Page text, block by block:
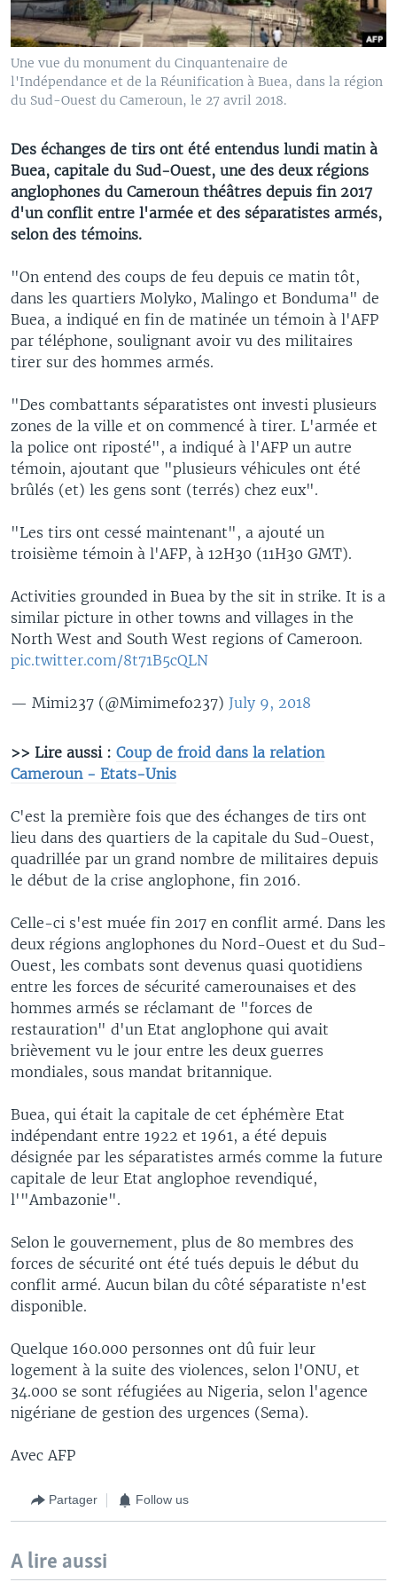
Une vue du monument du Cinquantenaire de
l'Indépendance et de la Réunification à Buea, dans la région
du Sud-Ouest du Cameroun, le 27 avril 2018.
Des échanges de tirs ont été entendus lundi matin à
Buea, capitale du Sud-Ouest, une des deux régions
anglophones du Cameroun théâtres depuis fin 2017
d'un conflit entre l'armée et des séparatistes armés,
selon des témoins.
"On entend des coups de feu depuis ce matin tôt,
dans les quartiers Molyko, Malingo et Bonduma" de
Buea, a indiqué en fin de matinée un témoin à l'AFP
par téléphone, soulignant avoir vu des militaires
tirer sur des hommes armés.
"Des combattants séparatistes ont investi plusieurs
zones de la ville et on commencé à tirer. L'armée et
la police ont riposté", a indiqué à l'AFP un autre
témoin, ajoutant que "plusieurs véhicules ont été
brûlés (et) les gens sont (terrés) chez eux".
"Les tirs ont cessé maintenant", a ajouté un
troisième témoin à l'AFP, à 12H30 (11H30 GMT).
Activities grounded in Buea by the sit in strike. It is a
similar picture in other towns and villages in the
North West and South West regions of Cameroon.
pic.twitter.com/8t71B5cQLN
— Mimi237 (@Mimimefo237) July 9, 2018
>> Lire aussi : Coup de froid dans la relation
Cameroun - Etats-Unis
C'est la première fois que des échanges de tirs ont
lieu dans des quartiers de la capitale du Sud-Ouest,
quadrillée par un grand nombre de militaires depuis
le début de la crise anglophone, fin 2016.
Celle-ci s'est muée fin 2017 en conflit armé. Dans les
deux régions anglophones du Nord-Ouest et du Sud-
Ouest, les combats sont devenus quasi quotidiens
entre les forces de sécurité camerounaises et des
hommes armés se réclamant de "forces de
restauration" d'un Etat anglophone qui avait
brièvement vu le jour entre les deux guerres
mondiales, sous mandat britannique.
Buea, qui était la capitale de cet éphémère Etat
indépendant entre 1922 et 1961, a été depuis
désignée par les séparatistes armés comme la future
capitale de leur Etat anglophoe revendiqué,
l'"Ambazonie".
Selon le gouvernement, plus de 80 membres des
forces de sécurité ont été tués depuis le début du
conflit armé. Aucun bilan du côté séparatiste n'est
disponible.
Quelque 160.000 personnes ont dû fuir leur
logement à la suite des violences, selon l'ONU, et
34.000 se sont réfugiées au Nigeria, selon l'agence
nigériane de gestion des urgences (Sema).
Avec AFP
Partager Follow us
A lire aussi